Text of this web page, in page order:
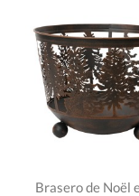
Brasero de Noël